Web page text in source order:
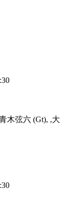
木弦六 (Gt), ,大